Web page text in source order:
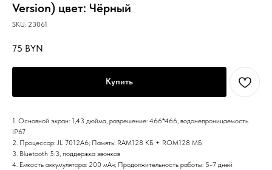
Version) цвет: Чёрный
SKU: 23061
75 BYN
Купить
1. Основной экран: 1,43 дюйма, разрешение: 466*466, водонепроницаемость
IP67
2. Процессор: JL 7012A6; Память: RAM128 КБ + ROM128 МБ
3. Bluetooth 5.3, поддержка звонков
4. Емкость аккумулятора: 200 мАч; Продолжительность работы: 5-7 дней